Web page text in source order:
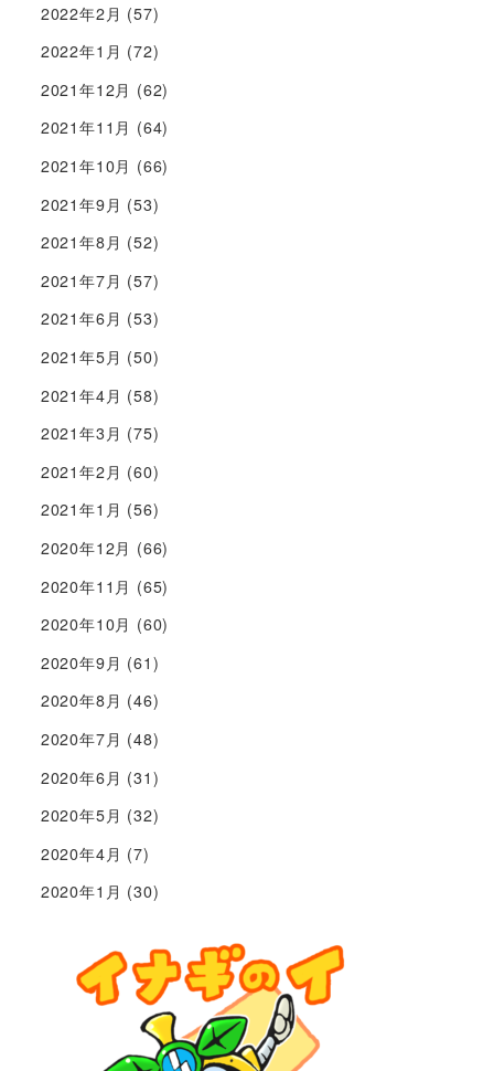
2022年2月 (57)
2022年1月 (72)
2021年12月 (62)
2021年11月 (64)
2021年10月 (66)
2021年9月 (53)
2021年8月 (52)
2021年7月 (57)
2021年6月 (53)
2021年5月 (50)
2021年4月 (58)
2021年3月 (75)
2021年2月 (60)
2021年1月 (56)
2020年12月 (66)
2020年11月 (65)
2020年10月 (60)
2020年9月 (61)
2020年8月 (46)
2020年7月 (48)
2020年6月 (31)
2020年5月 (32)
2020年4月 (7)
2020年1月 (30)